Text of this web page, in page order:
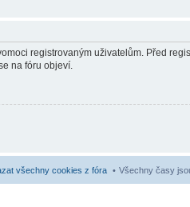
registrovaným uživatelům. Před
na fóru objeví.
Všechny časy
všechny cookies z fóra